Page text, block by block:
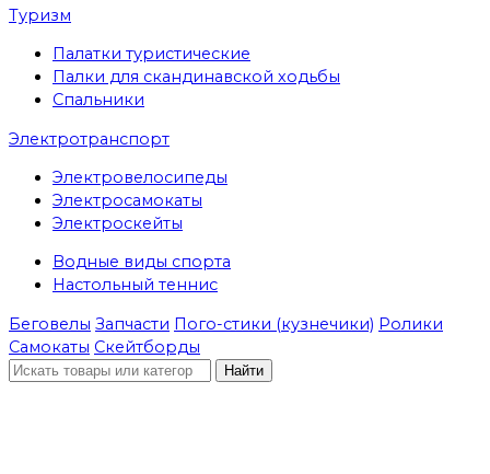
Туризм
Палатки туристические
Палки для скандинавской ходьбы
Спальники
Электротранспорт
Электровелосипеды
Электросамокаты
Электроскейты
Водные виды спорта
Настольный теннис
Беговелы Запчасти Пого-стики (кузнечики) Ролики
Самокаты Скейтборды
Найти